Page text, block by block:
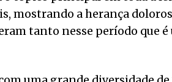
mostrando a herança
tanto nesse período que